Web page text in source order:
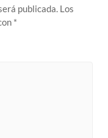
publicada. Los
*